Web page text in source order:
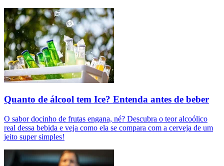
Quanto de álcool tem Ice? Entenda antes de beber
O sabor docinho de frutas engana, né? Descubra o teor alcoólico
real dessa bebida e veja como ela se compara com a cerveja de um
jeito super simples!